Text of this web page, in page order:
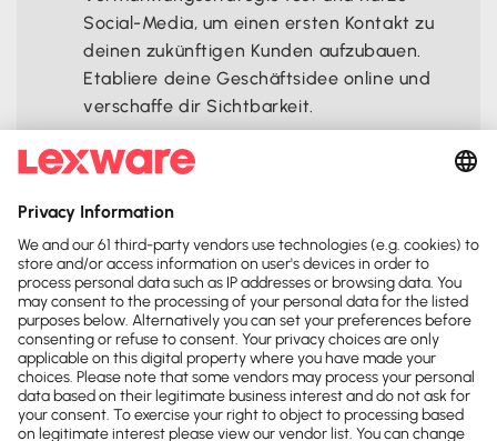
Social-Media, um einen ersten Kontakt zu
deinen zukünftigen Kunden aufzubauen.
Etabliere deine Geschäftsidee online und
verschaffe dir Sichtbarkeit.
Teile diese Seite:
    